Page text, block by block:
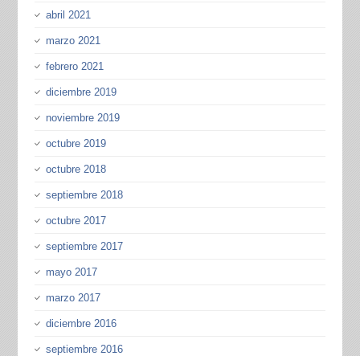
abril 2021
marzo 2021
febrero 2021
diciembre 2019
noviembre 2019
octubre 2019
octubre 2018
septiembre 2018
octubre 2017
septiembre 2017
mayo 2017
marzo 2017
diciembre 2016
septiembre 2016